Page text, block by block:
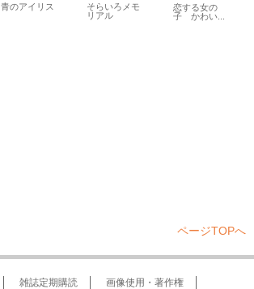
青のアイリス
そらいろメモ
リアル
恋する女の
子 かわい...
ページTOPへ
雑誌定期購読 画像使用・著作権